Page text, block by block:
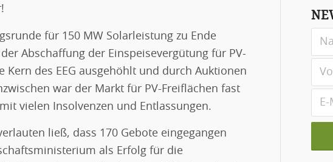
für 150 MW Solarleistung zu Ende
Abschaffung der Einspeisevergütung für PV-
Kern des EEG ausgehöhlt und durch Auktionen
war der Markt für PV-Freiflächen fast
vielen Insolvenzen und Entlassungen.
ließ, dass 170 Gebote eingegangen
als Erfolg für die